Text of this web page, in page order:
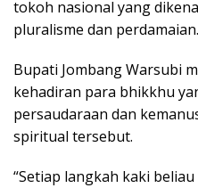
tokoh nasional yang
pluralisme dan perdamaian.
Bupati Jombang Warsubi
kehadiran para bhikkhu
persaudaraan dan
spiritual tersebut.
“Setiap langkah kaki